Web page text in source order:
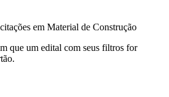
em Material de Construção
que um edital com seus filtros for